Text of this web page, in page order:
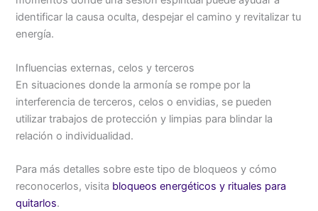
identificar la causa oculta, despejar el camino y revitalizar tu
energía.
Influencias externas, celos y terceros
En situaciones donde la armonía se rompe por la
interferencia de terceros, celos o envidias, se pueden
utilizar trabajos de protección y limpias para blindar la
relación o individualidad.
Para más detalles sobre este tipo de bloqueos y cómo
reconocerlos, visita bloqueos energéticos y rituales para
quitarlos.